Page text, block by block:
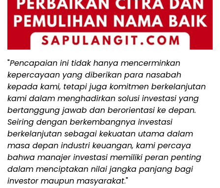
"Pencapaian ini tidak hanya mencerminkan
kepercayaan yang diberikan para nasabah
kepada kami, tetapi juga komitmen berkelanjutan
kami dalam menghadirkan solusi investasi yang
bertanggung jawab dan berorientasi ke depan.
Seiring dengan berkembangnya investasi
berkelanjutan sebagai kekuatan utama dalam
masa depan industri keuangan, kami percaya
bahwa manajer investasi memiliki peran penting
dalam menciptakan nilai jangka panjang bagi
investor maupun masyarakat."